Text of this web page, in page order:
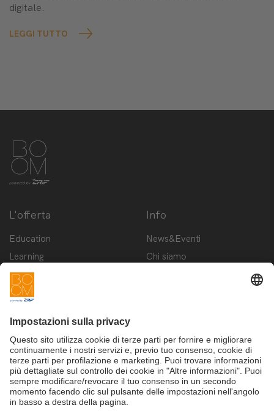
digitale.
LEGGI TUTTO
L'offerta
Education
Learning
Innovation
Startup
Info
News&Eventi
Chi siamo
Iscriviti alla newsletter BOOM